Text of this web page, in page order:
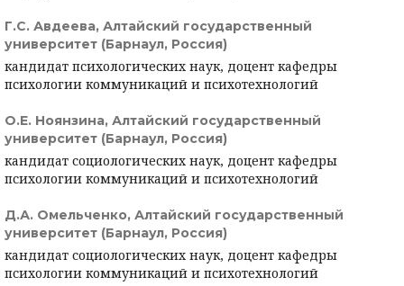
Г.С. Авдеева, Алтайский государственный
университет (Барнаул, Россия)
кандидат психологических наук, доцент кафедры
психологии коммуникаций и психотехнологий
О.Е. Ноянзина, Алтайский государственный
университет (Барнаул, Россия)
кандидат социологических наук, доцент кафедры
психологии коммуникаций и психотехнологий
Д.А. Омельченко, Алтайский государственный
университет (Барнаул, Россия)
кандидат социологических наук, доцент кафедры
психологии коммуникаций и психотехнологий